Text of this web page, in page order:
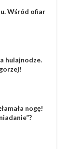
Wśród ofiar
hulajnodze.
nogę!